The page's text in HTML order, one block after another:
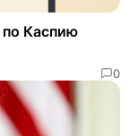
по Каспию
0